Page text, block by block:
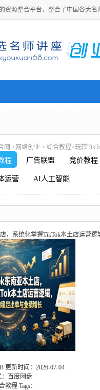
资源整合平台，整合了中国各大名
网 > 网络创业 > 综合教程>玩转
程 广告联盟 竞价教程
运营 AI人工智能
，系统化掌握TikTok本土店运营
更新时间：2026-07-04
：百度网盘
教程 Tags：